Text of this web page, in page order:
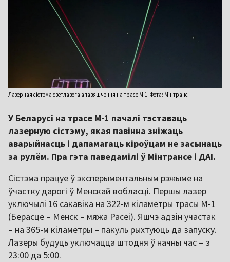
Лазерная сістэма светлавога апавяшчэння на трасе М-1. Фота: Мінтранс
У Беларусі на трасе М-1 пачалі тэставаць
лазерную сістэму, якая павінна зніжаць
аварыйнасць і дапамагаць кіроўцам не засынаць
за рулём. Пра гэта паведамілі ў Мінтрансе і ДАІ.
Сістэма працуе ў эксперыментальным рэжыме на
ўчастку дарогі ў Менскай вобласці. Першы лазер
уключылі 16 сакавіка на 322-м кіламетры трасы М-1
(Берасце – Менск – мяжа Расеі). Яшчэ адзін участак
– на 365-м кіламетры – пакуль рыхтуюць да запуску.
Лазеры будуць уключацца штодня ў начны час – з
23:00 да 5:00.